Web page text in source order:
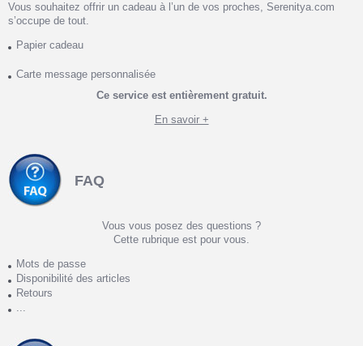
Vous souhaitez offrir un cadeau à l’un de vos proches, Serenitya.com
s’occupe de tout.
Papier cadeau
Carte message personnalisée
Ce service est entièrement gratuit.
En savoir +
FAQ
Vous vous posez des questions ?
Cette rubrique est pour vous.
Mots de passe
Disponibilité des articles
Retours
...